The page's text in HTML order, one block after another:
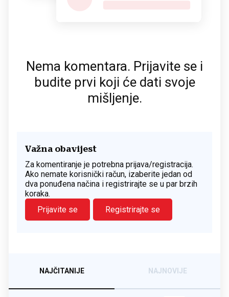
Nema komentara. Prijavite se i
budite prvi koji će dati svoje
mišljenje.
Važna obavijest
Za komentiranje je potrebna prijava/registracija.
Ako nemate korisnički račun, izaberite jedan od
dva ponuđena načina i registrirajte se u par brzih
koraka.
Prijavite se
Registrirajte se
NAJČITANIJE NAJNOVIJE